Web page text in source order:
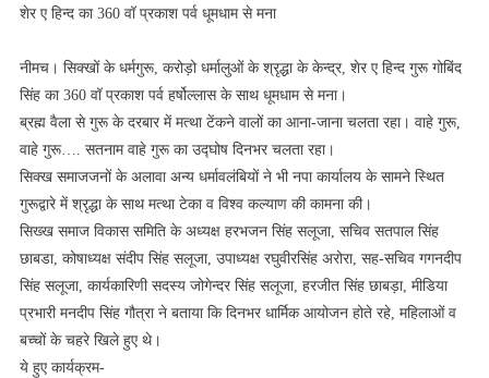
शेर ए हिन्द का 360 वॉ प्रकाश पर्व धूमधाम से मना
नीमच। सिक्खों के धर्मगुरू, करोड़ो धर्मालुओं के श्रृद्धा के केन्द्र, शेर ए हिन्द गुरू गोबिंद
सिंह का 360 वॉ प्रकाश पर्व हर्षोल्लास के साथ धूमधाम से मना।
ब्रह्म वैला से गुरू के दरबार में मत्था टेंकने वालों का आना-जाना चलता रहा। वाहे गुरू,
वाहे गुरू…. सतनाम वाहे गुरू का उद्घोष दिनभर चलता रहा।
सिक्ख समाजजनों के अलावा अन्य धर्मावलंबियों ने भी नपा कार्यालय के सामने स्थित
गुरूद्वारे में श्रृद्धा के साथ मत्था टेका व विश्व कल्याण की कामना की।
सिख्ख समाज विकास समिति के अध्यक्ष हरभजन सिंह सलूजा, सचिव सतपाल सिंह
छाबडा, कोषाध्यक्ष संदीप सिंह सलूजा, उपाध्यक्ष रघुवीरसिंह अरोरा, सह-सचिव गगनदीप
सिंह सलूजा, कार्यकारिणी सदस्य जोगेन्दर सिंह सलूजा, हरजीत सिंह छाबड़ा, मीडिया
प्रभारी मनदीप सिंह गौत्रा ने बताया कि दिनभर धार्मिक आयोजन होते रहे, महिलाओं व
बच्चों के चहरे खिले हुए थे।
ये हुए कार्यक्रम-